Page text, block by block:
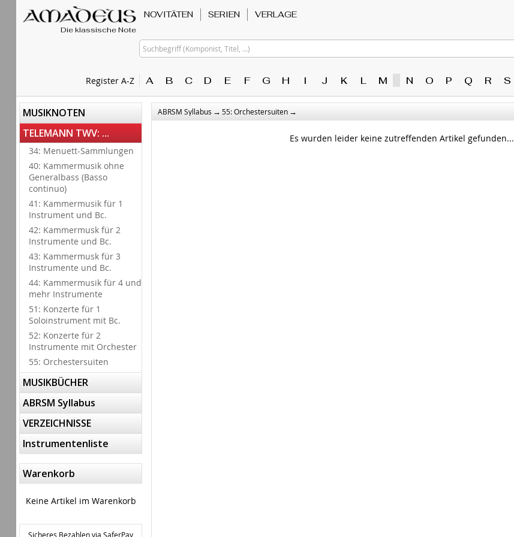
Die klassische Note
Register A-Z
NOVITÄTEN SERIEN VERLAGE
Suchbegriff (Komponist, Titel, ...)
A B C D E F G H I J K L M N O P Q R S
MUSIKNOTEN
TELEMANN TWV: ...
34: Menuett-Sammlungen
40: Kammermusik ohne
Generalbass (Basso
continuo)
41: Kammermusik für 1
Instrument und Bc.
42: Kammermusk für 2
Instrumente und Bc.
43: Kammermusk für 3
Instrumente und Bc.
44: Kammermusik für 4 und
mehr Instrumente
51: Konzerte für 1
Soloinstrument mit Bc.
52: Konzerte für 2
Instrumente mit Orchester
55: Orchestersuiten
MUSIKBÜCHER
ABRSM Syllabus
VERZEICHNISSE
Instrumentenliste
Warenkorb
Keine Artikel im Warenkorb
Sicheres Bezahlen via SaferPay
ABRSM Syllabus → 55: Orchestersuiten →
Es wurden leider keine zutreffenden Artikel gefunden...